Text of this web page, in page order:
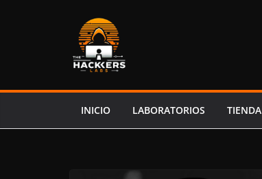
INICIO LABORATORIOS TIENDA